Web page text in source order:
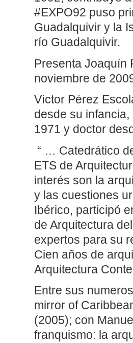
#EXPO92 puso
Guadalquivir y la
río Guadalquivir.
Presenta Joaquín
noviembre de
Víctor Pérez
desde su
1971 y doctor
“ … Catedrático
ETS de
interés son la
y las cuestiones
Ibérico, participó
de Arquitectura
expertos para su
Cien años de
Arquitectura
Entre sus
mirror of
(2005); con
franquismo: la